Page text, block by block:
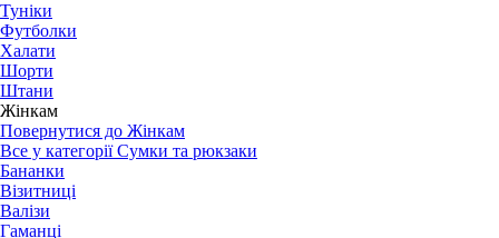
Туніки
Футболки
Халати
Шорти
Штани
Жінкам
Повернутися до Жінкам
Все у категорії Сумки та рюкзаки
Бананки
Візитниці
Валізи
Гаманці